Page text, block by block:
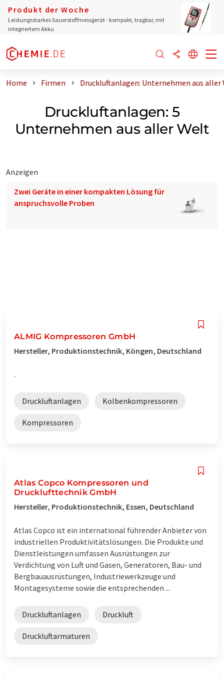
Produkt der Woche
Leistungsstarkes Sauerstoffmessgerät - kompakt, tragbar, mit
integriertem Akku
Home Firmen Druckluftanlagen: Unternehmen aus aller
Druckluftanlagen: 5
Unternehmen aus aller Welt
Anzeigen
Zwei Geräte in einer kompakten Lösung für
anspruchsvolle Proben
ALMIG Kompressoren GmbH
Hersteller, Produktionstechnik, Köngen, Deutschland
.
Druckluftanlagen Kolbenkompressoren
Kompressoren
Atlas Copco Kompressoren und
Drucklufttechnik GmbH
Hersteller, Produktionstechnik, Essen, Deutschland
Atlas Copco ist ein international führender Anbieter von
industriellen Produktivitätslösungen. Die Produkte und
Dienstleistungen umfassen Ausrüstungen zur
Verdichtung von Luft und Gasen, Generatoren, Bau- und
Bergbauausrüstungen, Industriewerkzeuge und
Montagesysteme sowie die entsprechenden ...
Druckluftanlagen Druckluft
Druckluftarmaturen